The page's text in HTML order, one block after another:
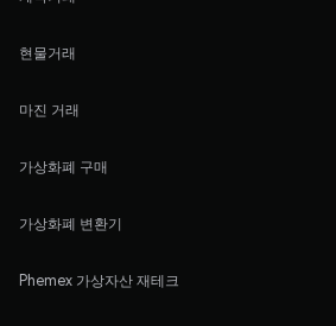
현물거래
마진 거래
가상화폐 구매
가상화폐 변환기
Phemex 가상자산 재테크